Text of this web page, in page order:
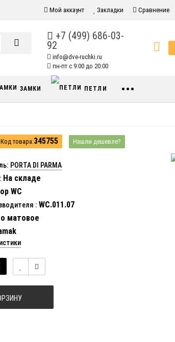
Мой аккаунт Закладки Сравнение
+7 (499) 686-03-
92
info@dve-ruchki.ru
пн-пт с 9:00 до 20:00
ЗАМКИ ПЕТЛИ •••
Код товара:345755 Нашли дешевле?
PORTA DI PARMA
На складе
WC
: WC.011.07
матовое